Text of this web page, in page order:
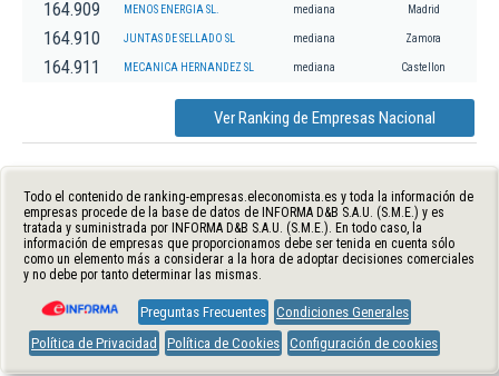
164.909 MENOS ENERGIA SL. mediana Madrid
164.910 JUNTAS DE SELLADO SL mediana Zamora
164.911 MECANICA HERNANDEZ SL mediana Castellon
Ver Ranking de Empresas Nacional
Todo el contenido de ranking-empresas.eleconomista.es y toda la información de
empresas procede de la base de datos de INFORMA D&B S.A.U. (S.M.E.) y es
tratada y suministrada por INFORMA D&B S.A.U. (S.M.E.). En todo caso, la
información de empresas que proporcionamos debe ser tenida en cuenta sólo
como un elemento más a considerar a la hora de adoptar decisiones comerciales
y no debe por tanto determinar las mismas.
Preguntas Frecuentes Condiciones Generales
Política de Privacidad
Política de Cookies Configuración de cookies